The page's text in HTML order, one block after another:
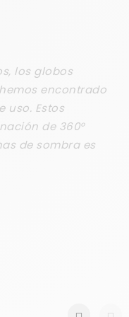
los globos
hemos encontrado
uso. Estos
de 360°
de sombra es